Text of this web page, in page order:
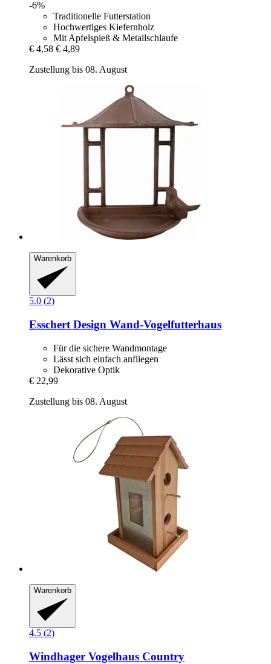
-6%
Traditionelle Futterstation
Hochwertiges Kiefernholz
Mit Apfelspieß & Metallschlaufe
€ 4,58 € 4,89
Zustellung bis 08. August
Warenkorb
5.0 (2)
Esschert Design Wand-​Vogelfutterhaus
Für die sichere Wandmontage
Lässt sich einfach anfliegen
Dekorative Optik
€ 22,99
Zustellung bis 08. August
Warenkorb
4.5 (2)
Windhager Vogelhaus Country